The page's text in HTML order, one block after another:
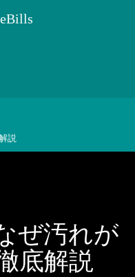
説
ぜ汚れが
底解説